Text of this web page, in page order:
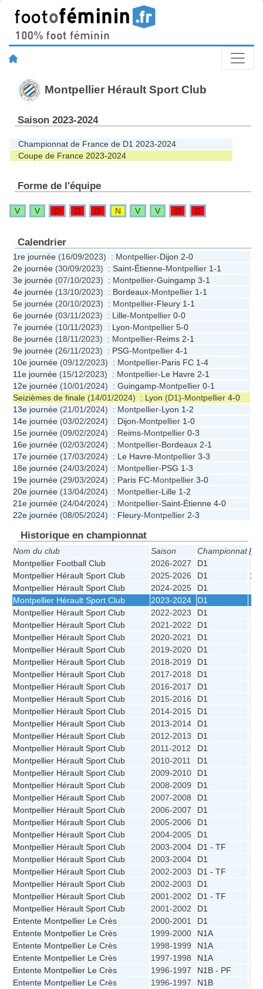
Montpellier Hérault Sport Club
Saison 2023-2024
Championnat de France de D1 2023-2024
Coupe de France 2023-2024
Forme de l'équipe
V V D D D N V V D D
Calendrier
1re journée (16/09/2023) : Montpellier-Dijon 2-0
2e journée (30/09/2023) : Saint-Étienne-Montpellier 1-1
3e journée (07/10/2023) : Montpellier-Guingamp 3-1
4e journée (13/10/2023) : Bordeaux-Montpellier 1-1
5e journée (20/10/2023) : Montpellier-Fleury 1-1
6e journée (03/11/2023) : Lille-Montpellier 0-0
7e journée (10/11/2023) : Lyon-Montpellier 5-0
8e journée (18/11/2023) : Montpellier-Reims 2-1
9e journée (26/11/2023) : PSG-Montpellier 4-1
10e journée (09/12/2023) : Montpellier-Paris FC 1-4
11e journée (15/12/2023) : Montpellier-Le Havre 2-1
12e journée (10/01/2024) : Guingamp-Montpellier 0-1
Seizièmes de finale (14/01/2024) : Lyon (D1)-Montpellier 4-0
13e journée (21/01/2024) : Montpellier-Lyon 1-2
14e journée (03/02/2024) : Dijon-Montpellier 1-0
15e journée (09/02/2024) : Reims-Montpellier 0-3
16e journée (02/03/2024) : Montpellier-Bordeaux 2-1
17e journée (17/03/2024) : Le Havre-Montpellier 3-3
18e journée (24/03/2024) : Montpellier-PSG 1-3
19e journée (29/03/2024) : Paris FC-Montpellier 3-0
20e journée (13/04/2024) : Montpellier-Lille 1-2
21e journée (24/04/2024) : Montpellier-Saint-Étienne 4-0
22e journée (08/05/2024) : Fleury-Montpellier 2-3
Historique en championnat
Nom du club Saison Championnat
Montpellier Football Club
2026-2027 D1
Montpellier Hérault Sport Club
2025-2026 D1
10e
Montpellier Hérault Sport Club
2024-2025 D1
Montpellier Hérault Sport Club
2023-2024 D1
Montpellier Hérault Sport Club
2022-2023 D1
Montpellier Hérault Sport Club
2021-2022 D1
Montpellier Hérault Sport Club
2020-2021 D1
Montpellier Hérault Sport Club
2019-2020 D1
Montpellier Hérault Sport Club
2018-2019 D1
Montpellier Hérault Sport Club
2017-2018 D1
Montpellier Hérault Sport Club
2016-2017 D1
Montpellier Hérault Sport Club
2015-2016 D1
Montpellier Hérault Sport Club
2014-2015 D1
Montpellier Hérault Sport Club
2013-2014 D1
Montpellier Hérault Sport Club
2012-2013 D1
Montpellier Hérault Sport Club
2011-2012 D1
Montpellier Hérault Sport Club
2010-2011 D1
Montpellier Hérault Sport Club
2009-2010 D1
Montpellier Hérault Sport Club
2008-2009 D1
Montpellier Hérault Sport Club
2007-2008 D1
Montpellier Hérault Sport Club
2006-2007 D1
Montpellier Hérault Sport Club
2005-2006 D1
Montpellier Hérault Sport Club
2004-2005 D1
Montpellier Hérault Sport Club
2003-2004 D1 - TF
Montpellier Hérault Sport Club
2003-2004 D1
Montpellier Hérault Sport Club
2002-2003 D1 - TF
Montpellier Hérault Sport Club
2002-2003 D1
Montpellier Hérault Sport Club
2001-2002 D1 - TF
Montpellier Hérault Sport Club
2001-2002 D1
Entente Montpellier Le Crès
2000-2001 D1
Entente Montpellier Le Crès
1999-2000 N1A
Entente Montpellier Le Crès
1998-1999 N1A
Entente Montpellier Le Crès
1997-1998 N1A
Entente Montpellier Le Crès
1996-1997 N1B - PF
Entente Montpellier Le Crès
1996-1997 N1B